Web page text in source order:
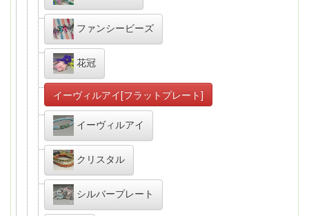
ファンシービーズ
花冠
イーヴィルアイ[フラットプレート]
イーヴィルアイ
クリスタル
シルバープレート